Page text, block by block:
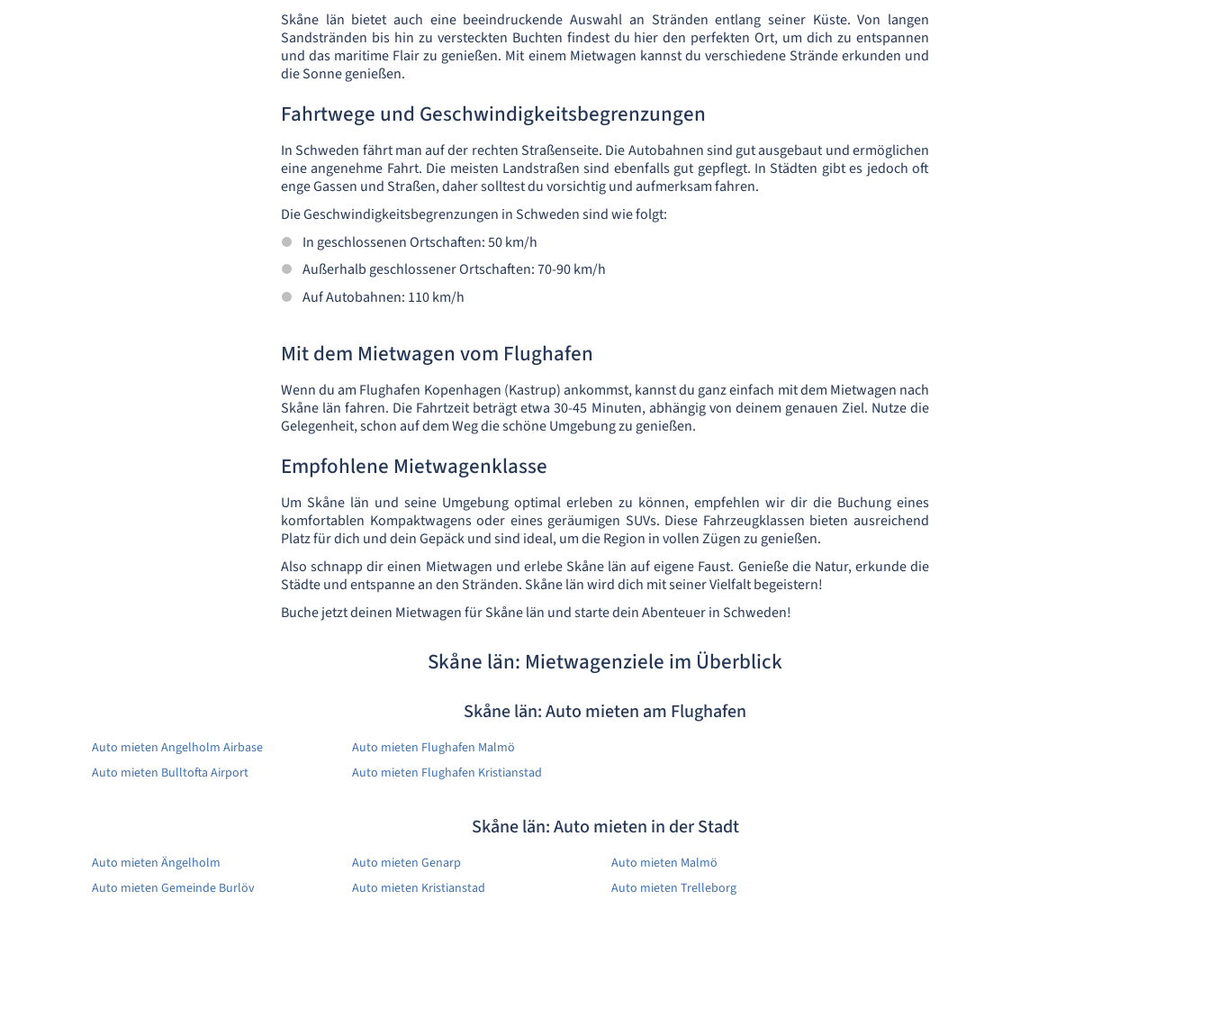
Skåne län bietet auch eine beeindruckende Auswahl an Stränden entlang seiner Küste. Von langen
Sandstränden bis hin zu versteckten Buchten findest du hier den perfekten Ort, um dich zu entspannen
und das maritime Flair zu genießen. Mit einem Mietwagen kannst du verschiedene Strände erkunden und
die Sonne genießen.
Fahrtwege und Geschwindigkeitsbegrenzungen
In Schweden fährt man auf der rechten Straßenseite. Die Autobahnen sind gut ausgebaut und ermöglichen
eine angenehme Fahrt. Die meisten Landstraßen sind ebenfalls gut gepflegt. In Städten gibt es jedoch oft
enge Gassen und Straßen, daher solltest du vorsichtig und aufmerksam fahren.
Die Geschwindigkeitsbegrenzungen in Schweden sind wie folgt:
In geschlossenen Ortschaften: 50 km/h
Außerhalb geschlossener Ortschaften: 70-90 km/h
Auf Autobahnen: 110 km/h
Mit dem Mietwagen vom Flughafen
Wenn du am Flughafen Kopenhagen (Kastrup) ankommst, kannst du ganz einfach mit dem Mietwagen nach
Skåne län fahren. Die Fahrtzeit beträgt etwa 30-45 Minuten, abhängig von deinem genauen Ziel. Nutze die
Gelegenheit, schon auf dem Weg die schöne Umgebung zu genießen.
Empfohlene Mietwagenklasse
Um Skåne län und seine Umgebung optimal erleben zu können, empfehlen wir dir die Buchung eines
komfortablen Kompaktwagens oder eines geräumigen SUVs. Diese Fahrzeugklassen bieten ausreichend
Platz für dich und dein Gepäck und sind ideal, um die Region in vollen Zügen zu genießen.
Also schnapp dir einen Mietwagen und erlebe Skåne län auf eigene Faust. Genieße die Natur, erkunde die
Städte und entspanne an den Stränden. Skåne län wird dich mit seiner Vielfalt begeistern!
Buche jetzt deinen Mietwagen für Skåne län und starte dein Abenteuer in Schweden!
Skåne län: Mietwagenziele im Überblick
Skåne län: Auto mieten am Flughafen
Auto mieten Angelholm Airbase
Auto mieten Bulltofta Airport
Auto mieten Flughafen Malmö
Auto mieten Flughafen Kristianstad
Skåne län: Auto mieten in der Stadt
Auto mieten Ängelholm
Auto mieten Gemeinde Burlöv
Auto mieten Genarp
Auto mieten Kristianstad
Auto mieten Malmö
Auto mieten Trelleborg